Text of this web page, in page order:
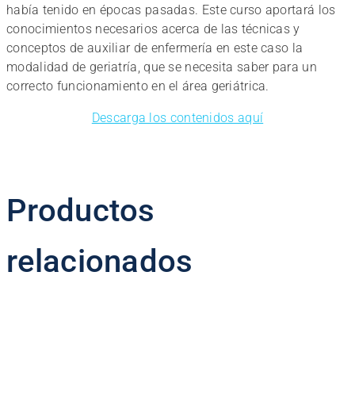
había tenido en épocas pasadas. Este curso aportará los
conocimientos necesarios acerca de las técnicas y
conceptos de auxiliar de enfermería en este caso la
modalidad de geriatría, que se necesita saber para un
correcto funcionamiento en el área geriátrica.
Descarga los contenidos aquí
Productos
relacionados